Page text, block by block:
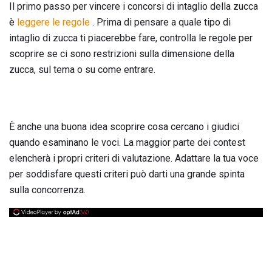
Il primo passo per vincere i concorsi di intaglio della zucca
è leggere le regole . Prima di pensare a quale tipo di
intaglio di zucca ti piacerebbe fare, controlla le regole per
scoprire se ci sono restrizioni sulla dimensione della
zucca, sul tema o su come entrare.
È anche una buona idea scoprire cosa cercano i giudici
quando esaminano le voci. La maggior parte dei contest
elencherà i propri criteri di valutazione. Adattare la tua voce
per soddisfare questi criteri può darti una grande spinta
sulla concorrenza.